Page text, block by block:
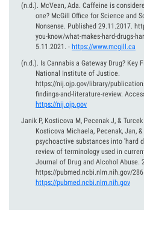
(n.d.). McVean, Ada. Caffeine is
one? McGill Office for Science and
Nonsense. Published 29.11.2017.
you-know/what-makes-hard-drugs-
5.11.2021. - https://www.mcgill.ca
(n.d.). Is Cannabis a Gateway Drug? Key
National Institute of Justice.
https://nij.ojp.gov/library/
findings-and-literature-review.
https://nij.ojp.gov
Janik P, Kosticova M, Pecenak J, & Turcek
Kosticova Michaela, Pecenak, Jan,
psychoactive substances into 'hard
review of terminology used in
Journal of Drug and Alcohol Abuse.
https://pubmed.ncbi.nlm.nih.gov/
https://pubmed.ncbi.nlm.nih.gov